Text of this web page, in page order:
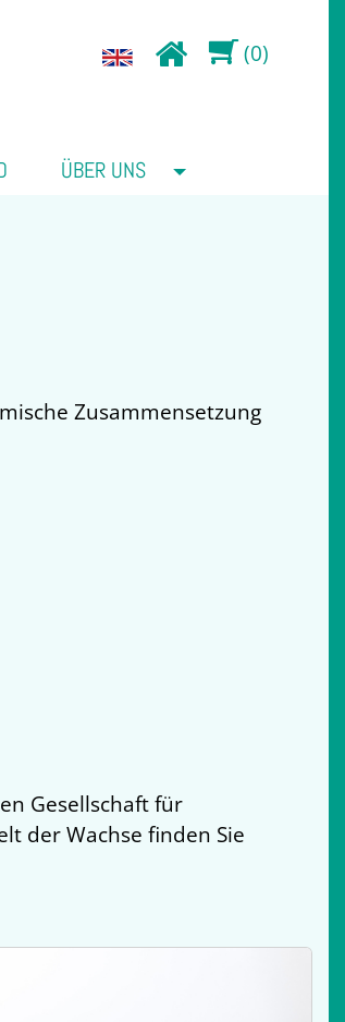
(0)
ÜBER UNS
Zusammensetzung
Gesellschaft für
der Wachse finden Sie